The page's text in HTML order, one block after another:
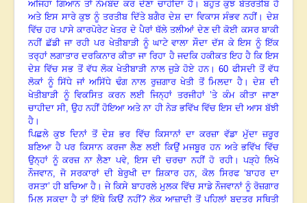
ਅਜਿਹਾ ਗਿਆਨ ਤਾਂ ਨੇਮਬੰਦ ਕਰ ਦੇਣਾ ਚਾਹੀਦਾ ਹੈ। ਬਹੁਤ ਕੁਝ ਬੇਤਰਤੀਬ ਹੈ
ਅਤੇ ਇਸ ਸਾਰੇ ਕੁਝ ਨੂੰ ਤਰਤੀਬ ਦਿੱਤੇ ਬਗੈਰ ਦੇਸ਼ ਦਾ ਵਿਕਾਸ ਸੰਭਵ ਨਹੀਂ। ਦੇਸ਼
ਵਿੱਚ ਹਰ ਪਾਸੇ ਕਾਰਪੋਰੇਟ ਖੇਤਰ ਦੇ ਪੈਰਾਂ ਥੱਲੇ ਤਲੀਆਂ ਦੇਣ ਦੀ ਕੋਈ ਕਸਰ ਬਾਕੀ
ਨਹੀਂ ਛੱਡੀ ਜਾ ਰਹੀ ਪਰ ਖੇਤੀਬਾੜੀ ਨੂੰ ਘਾਟੇ ਵਾਲਾ ਸੌਦਾ ਦੱਸ ਕੇ ਇਸ ਨੂੰ ਇੱਕ
ਤਰ੍ਹਾਂ ਲਗਾਤਾਰ ਦਰਕਿਨਾਰ ਕੀਤਾ ਜਾ ਰਿਹਾ ਹੈ ਜਦਕਿ ਹਕੀਕਤ ਇਹ ਹੈ ਕਿ ਇਸ
ਦੇਸ਼ ਵਿੱਚ ਸਭ ਤੋਂ ਵੱਧ ਲੋਕ ਖੇਤੀਬਾੜੀ ਨਾਲ ਜੁੜੇ ਹੋਏ ਹਨ।60 ਫੀਸਦੀ ਤੋਂ ਵੱਧ
ਲੋਕਾਂ ਨੂੰ ਸਿੱਧੇ ਜਾਂ ਅਸਿੱਧੇ ਢੰਗ ਨਾਲ ਰੁਜ਼ਗਾਰ ਖੇਤੀ ਤੋਂ ਮਿਲਦਾ ਹੈ। ਦੇਸ਼ ਦੀ
ਖੇਤੀਬਾੜੀ ਨੂੰ ਵਿਕਸਿਤ ਕਰਨ ਲਈ ਜਿਨ੍ਹਾਂ ਤਰਜੀਹਾਂ’ਤੇ ਕੰਮ ਕੀਤਾ ਜਾਣਾ
ਚਾਹੀਦਾ ਸੀ,ਉਹ ਨਹੀਂ ਹੋਇਆ ਅਤੇ ਨਾ ਹੀ ਨੇੜ ਭਵਿੱਖ ਵਿੱਚ ਇਸ ਦੀ ਆਸ ਬੱਝੀ
ਹੈ।
ਪਿਛਲੇ ਕੁਝ ਦਿਨਾਂ ਤੋਂ ਦੇਸ਼ ਭਰ ਵਿੱਚ ਕਿਸਾਨਾਂ ਦਾ ਕਰਜ਼ਾ ਵੱਡਾ ਮੁੱਦਾ ਜ਼ਰੂਰ
ਬਣਿਆ ਹੈ ਪਰ ਕਿਸਾਨ ਕਰਜਾ ਲੈਣ ਲਈ ਕਿਉਂ ਮਜਬੂਰ ਹਨ ਅਤੇ ਭਵਿੱਖ ਵਿੱਚ
ਉਨ੍ਹਾਂ ਨੂੰ ਕਰਜ਼ ਨਾ ਲੈਣਾ ਪਵੇ,ਇਸ ਦੀ ਚਰਚਾ ਨਹੀਂ ਹੋ ਰਹੀ। ਪੜ੍ਹੇ ਲਿਖੇ
ਨੌਜਵਾਨ, ਜੋ ਸਰਕਾਰਾਂ ਦੀ ਬੇਰੁਖੀ ਦਾ ਸ਼ਿਕਾਰ ਹਨ, ਕੋਲ ਸਿਰਫ ‘ਬਾਹਰ ਦਾ
ਰਸਤਾ’ ਹੀ ਬਚਿਆ ਹੈ। ਜੇ ਕਿਸੇ ਬਾਹਰਲੇ ਮੁਲਕ ਵਿੱਚ ਸਾਡੇ ਨੌਜਵਾਨਾਂ ਨੂੰ ਰੋਜ਼ਗਾਰ
ਮਿਲ ਸਕਦਾ ਹੈ ਤਾਂ ਇੱਥੇ ਕਿਉਂ ਨਹੀਂ? ਲੋਕ ਆਜ਼ਾਦੀ ਤੋਂ ਪਹਿਲਾਂ ਬਦਤਰ ਸਥਿਤੀ